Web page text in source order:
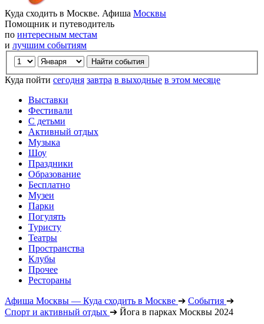
Куда сходить в Москве. Афиша Москвы
Помощник и путеводитель
по интересным местам
и лучшим событиям
Куда пойти сегодня завтра в выходные в этом месяце
Выставки
Фестивали
С детьми
Активный отдых
Музыка
Шоу
Праздники
Образование
Бесплатно
Музеи
Парки
Погулять
Туристу
Театры
Пространства
Клубы
Прочее
Рестораны
Афиша Москвы — Куда сходить в Москве ➔ События ➔
Спорт и активный отдых ➔ Йога в парках Москвы 2024